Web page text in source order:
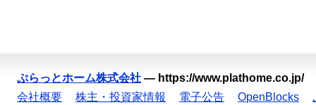
ぷらっとホーム株式会社 — https://www.plathome.co.jp/
会社概要
株主・投資家情報 電子公告 OpenBlocks